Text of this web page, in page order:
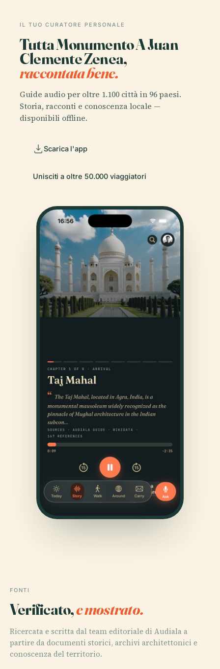
IL TUO CURATORE PERSONALE
Tutta Monumento A Juan
Clemente Zenea,
raccontata bene.
Guide audio per oltre 1.100 città in 96 paesi.
Storia, racconti e conoscenza locale —
disponibili offline.
Scarica l'app
Unisciti a oltre 50.000 viaggiatori
FONTI
Verificato,e mostrato.
Ricercata e scritta dal team editoriale di Audiala a
partire da documenti storici, archivi architettonici e
conoscenza del territorio.